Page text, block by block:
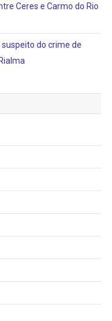
Ceres e Carmo do Rio
do crime de